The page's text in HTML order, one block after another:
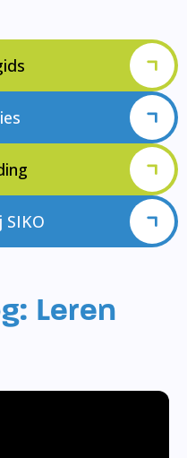
SIKO
Leren